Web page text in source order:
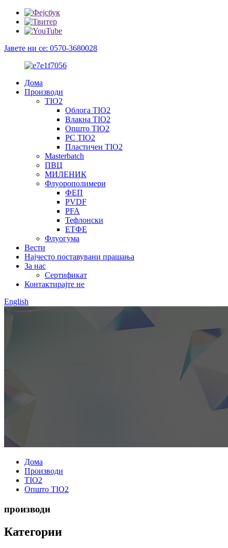
Јавете ни се: 0570-3680028
Дома
Производи
TIO2
Облога TIO2
Влакна TIO2
Општо TIO2
PC TIO2
Пластичен TIO2
Masterbatch
ПВЦ
МИЛЕНИК
Флуорополимери
ФЕП
PVDF
PFA
Тефлонски
ЕТФЕ
Флуогума
Вести
Најчесто поставувани прашања
За нас
Сертификат
Контактирајте не
English
Дома
Производи
TIO2
Општо TIO2
производи
Категории